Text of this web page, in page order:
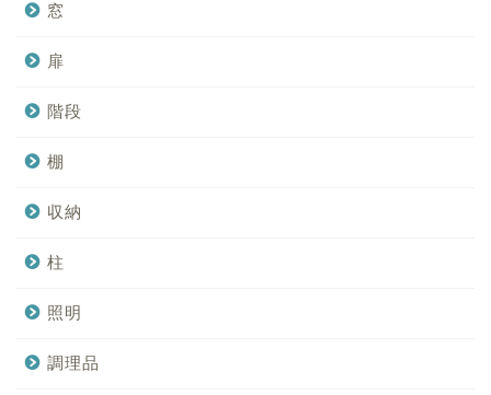
窓
扉
階段
棚
収納
柱
照明
調理品